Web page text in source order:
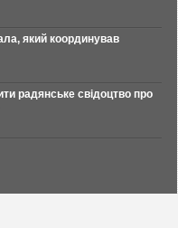
який координував
радянське свідоцтво про